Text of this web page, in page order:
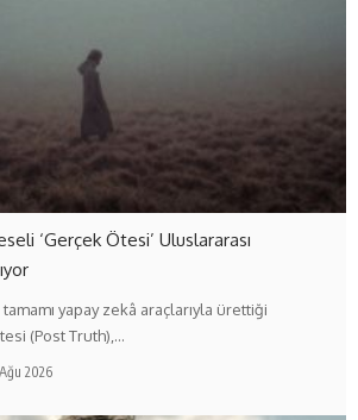
‘Gerçek Ötesi’ Uluslararası
yapay zekâ araçlarıyla ürettiği
(Post Truth),…
2026